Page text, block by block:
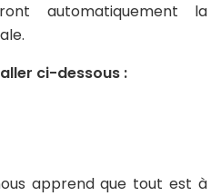
automatiquement la
ci-dessous :
apprend que tout est à